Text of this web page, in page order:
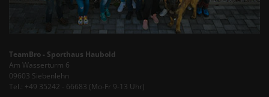
TeamBro - Sporthaus Haubold
Am Wasserturm 6
09603 Siebenlehn
Tel.: +49 35242 - 66683 (Mo-Fr 9-13 Uhr)